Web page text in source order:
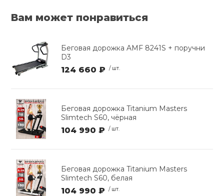
Вам может понравиться
Беговая дорожка AMF 8241S + поручни
D3
124 660 ₽ / шт.
Беговая дорожка Titanium Masters
Slimtech S60, чёрная
104 990 ₽ / шт.
Беговая дорожка Titanium Masters
Slimtech S60, белая
104 990 ₽ / шт.